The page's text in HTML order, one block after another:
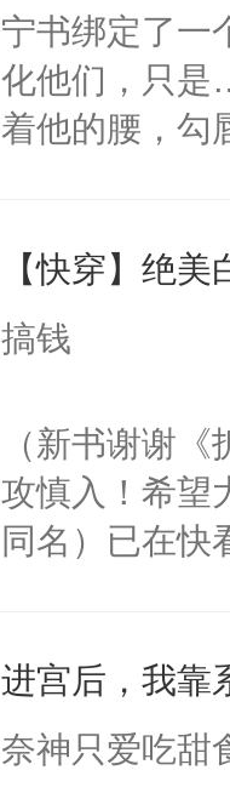
宁书绑定了一
化他们，只是
着他的腰，勾
来，给老公
用力——为你
【快穿】绝
搞钱
（新书谢谢
攻慎入！希望
同名）已在快
成为所有白莲
I，他们决定
进宫后，我靠
奈神只爱吃甜